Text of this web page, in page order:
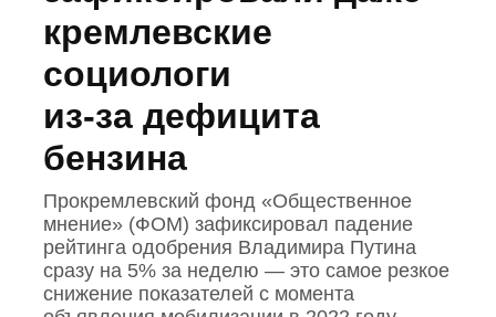
кремлевские
социологи
из‑за дефицита
бензина
Прокремлевский фонд «Общественное
мнение» (ФОМ) зафиксировал падение
рейтинга одобрения Владимира Путина
сразу на 5% за неделю — это самое резкое
снижение показателей с момента